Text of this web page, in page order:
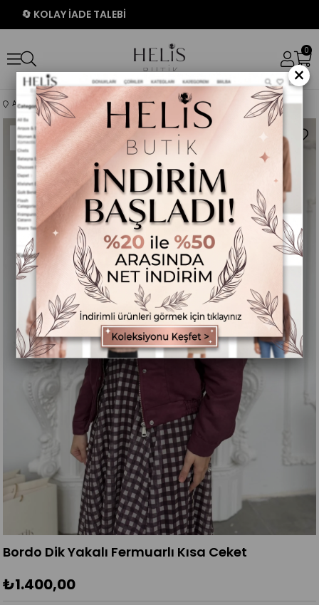
🔄 KOLAY İADE TALEBİ
0
Anasayfa ÜST GİYİM Bordo Dik Yakalı Fermuarlı Kısa Ceket
Bordo Dik Yakalı Fermuarlı Kısa Ceket
₺1.400,00
×